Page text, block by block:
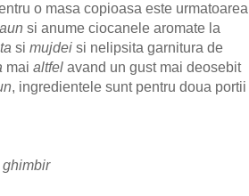
o masa copioasa este urmatoarea
si anume ciocanele aromate la
si mujdei si nelipsita garnitura de
mai altfel avand un gust mai deosebit
, ingredientele sunt pentru doua portii
ghimbir